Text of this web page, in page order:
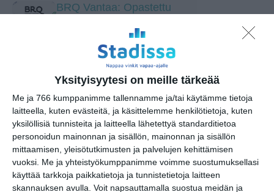
Yksityisyytesi on meille tärkeää
Me ja 766 kumppanimme tallennamme ja/tai käytämme tietoja
laitteella, kuten evästeitä, ja käsittelemme henkilötietoja, kuten
yksilöllisiä tunnisteita ja laitteella lähetettyä standarditietoa
personoidun mainonnan ja sisällön, mainonnan ja sisällön
mittaamisen, yleisötutkimusten ja palvelujen kehittämisen
vuoksi. Me ja yhteistyökumppanimme voimme suostumuksellasi
käyttää tarkkoja paikkatietoja ja tunnistetietoja laitteen
skannauksen avulla. Voit napsauttamalla suostua meidän ja
BRQ Vantaa: Opastettu
ti 11.8.2026 klo 13:30
Tehdään peli Scratch-
ohjelmointikielellä -työpaja (2.–5.-
ke 12.8.2026 klo 17:00
Unkarilaisen
kansanperinteen viikko
to 13.8.2026 klo 18:00